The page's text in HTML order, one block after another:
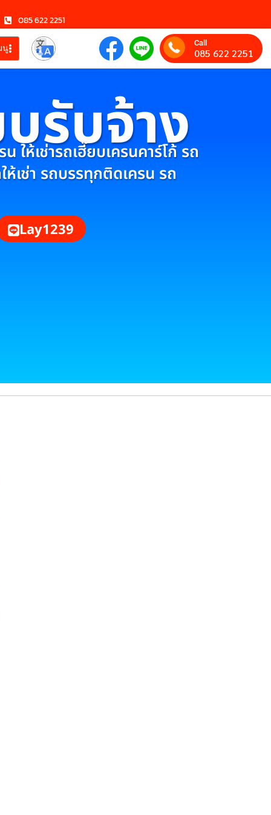
085 622 2251
นู Call
085 622 2251
รับจ้าง
ให้เช่ารถเฮี๊ยบเครนคาร์โก้ รถ
ห้เช่า รถบรรทุกติดเครน รถ
Lay1239